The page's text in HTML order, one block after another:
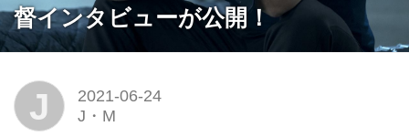
督インタビューが公開！
J
2021-06-24
J・M